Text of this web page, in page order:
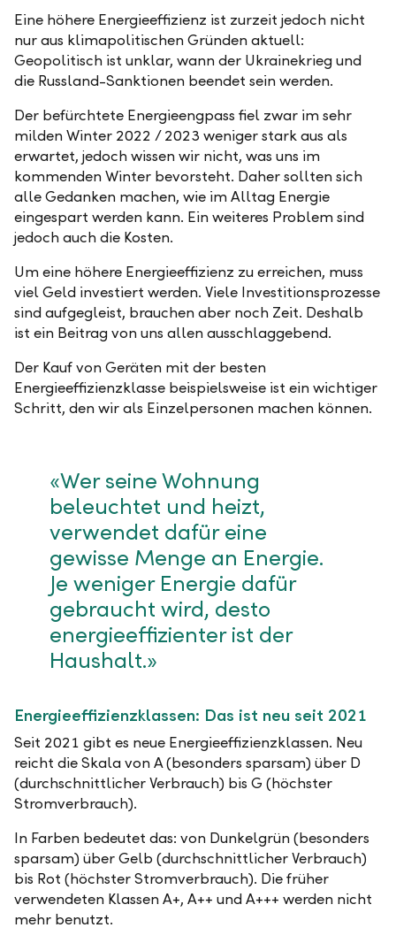
Eine höhere Energieeffizienz ist zurzeit jedoch nicht
nur aus klimapolitischen Gründen aktuell:
Geopolitisch ist unklar, wann der Ukrainekrieg und
die Russland-Sanktionen beendet sein werden.
Der befürchtete Energieengpass fiel zwar im sehr
milden Winter 2022 / 2023 weniger stark aus als
erwartet, jedoch wissen wir nicht, was uns im
kommenden Winter bevorsteht. Daher sollten sich
alle Gedanken machen, wie im Alltag Energie
eingespart werden kann. Ein weiteres Problem sind
jedoch auch die Kosten.
Um eine höhere Energieeffizienz zu erreichen, muss
viel Geld investiert werden. Viele Investitionsprozesse
sind aufgegleist, brauchen aber noch Zeit. Deshalb
ist ein Beitrag von uns allen ausschlaggebend.
Der Kauf von Geräten mit der besten
Energieeffizienzklasse beispielsweise ist ein wichtiger
Schritt, den wir als Einzelpersonen machen können.
«Wer seine Wohnung
beleuchtet und heizt,
verwendet dafür eine
gewisse Menge an Energie.
Je weniger Energie dafür
gebraucht wird, desto
energieeffizienter ist der
Haushalt.»
Energieeffizienzklassen: Das ist neu seit 2021
Seit 2021 gibt es neue Energieeffizienzklassen. Neu
reicht die Skala von A (besonders sparsam) über D
(durchschnittlicher Verbrauch) bis G (höchster
Stromverbrauch).
In Farben bedeutet das: von Dunkelgrün (besonders
sparsam) über Gelb (durchschnittlicher Verbrauch)
bis Rot (höchster Stromverbrauch). Die früher
verwendeten Klassen A+, A++ und A+++ werden nicht
mehr benutzt.